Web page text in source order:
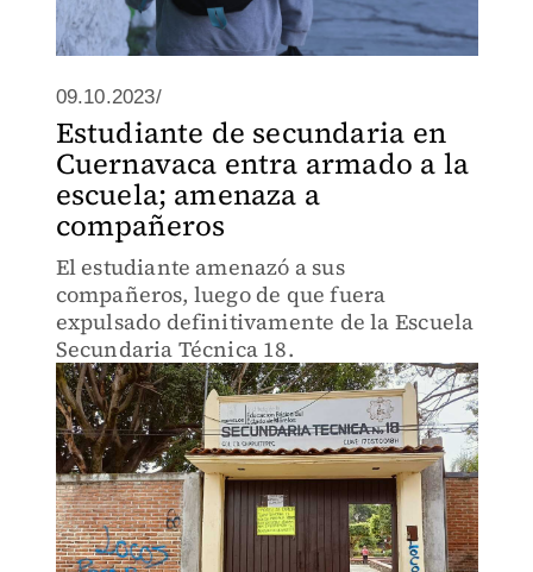
09.10.2023/
Estudiante de secundaria en
Cuernavaca entra armado a la
escuela; amenaza a
compañeros
El estudiante amenazó a sus
compañeros, luego de que fuera
expulsado definitivamente de la Escuela
Secundaria Técnica 18.